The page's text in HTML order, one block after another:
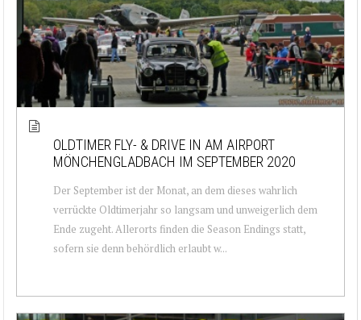
OLDTIMER FLY- & DRIVE IN AM AIRPORT
MÖNCHENGLADBACH IM SEPTEMBER 2020
Der September ist der Monat, an dem dieses wahrlich
verrückte Oldtimerjahr so langsam und unweigerlich dem
Ende zugeht. Allerorts finden die Season Endings statt,
sofern sie denn behördlich erlaubt w...